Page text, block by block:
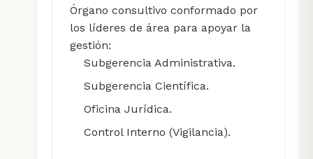
Órgano consultivo conformado por
los líderes de área para apoyar la
gestión:
Subgerencia Administrativa.
Subgerencia Científica.
Oficina Jurídica.
Control Interno (Vigilancia).